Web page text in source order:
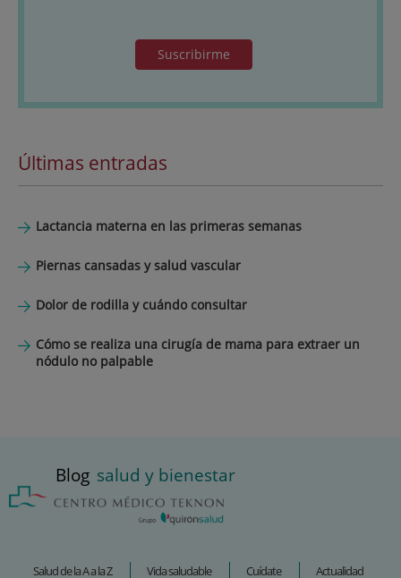
Suscribirme
Últimas entradas
Lactancia materna en las primeras semanas
Piernas cansadas y salud vascular
Dolor de rodilla y cuándo consultar
Cómo se realiza una cirugía de mama para extraer un
nódulo no palpable
Blog salud y bienestar
Salud de la A a la Z Vida saludable Cuídate Actualidad